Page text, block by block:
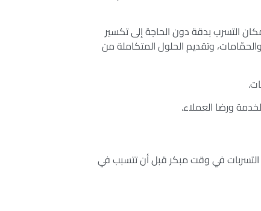
التسرب بدقة دون الحاجة إلى تكسير
وتقديم الحلول المتكاملة من
ورضا العملاء.
في وقت مبكر قبل أن تتسبب في